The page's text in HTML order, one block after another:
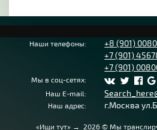
Наши телефоны:
+8 (901)
+7 (901)
+7 (901)
Мы в соц-сетях:
Наш E-mail:
Наш адрес: г.Москва
«Ищи тут» → 2026© Мы